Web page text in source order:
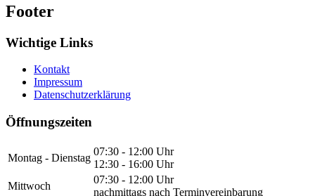
Footer
Wichtige Links
Kontakt
Impressum
Datenschutzerklärung
Öffnungszeiten
Montag - Dienstag
07:30 - 12:00 Uhr
12:30 - 16:00 Uhr
Mittwoch
07:30 - 12:00 Uhr
nachmittags nach Terminvereinbarung